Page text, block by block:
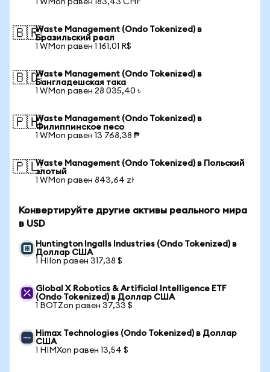
1 WMon равен 183,43 CHF
🇧🇷Waste Management (Ondo Tokenized) в
Бразильский реал
1 WMon равен 1 161,01 R$
🇧🇩Waste Management (Ondo Tokenized) в
Бангладешская така
1 WMon равен 28 035,40 ৳
🇵🇭Waste Management (Ondo Tokenized) в
Филиппинское песо
1 WMon равен 13 768,38 ₱
🇵🇱Waste Management (Ondo Tokenized) в Польский
злотый
1 WMon равен 843,64 zł
Конвертируйте другие активы реального мира
в USD
Huntington Ingalls Industries (Ondo Tokenized) в
Доллар США
1 HIIon равен 317,38 $
Global X Robotics & Artificial Intelligence ETF
(Ondo Tokenized) в Доллар США
1 BOTZon равен 37,33 $
Himax Technologies (Ondo Tokenized) в Доллар
США
1 HIMXon равен 13,54 $